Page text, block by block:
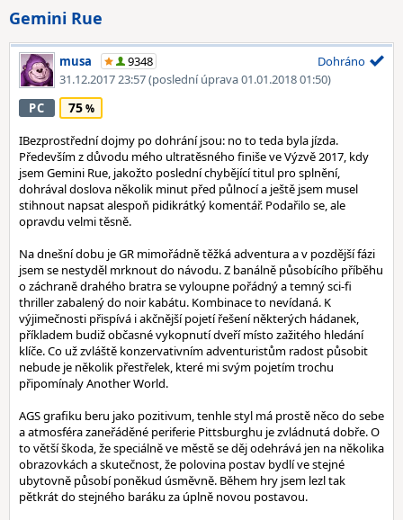
Gemini Rue
musa
9348
31.12.2017 23:57(poslední úprava 01.01.2018 01:50)
Dohráno
PC 75
IBezprostřední dojmy po dohrání jsou: no to teda byla jízda.
Především z důvodu mého ultratěsného finiše ve Výzvě 2017, kdy
jsem Gemini Rue, jakožto poslední chybějící titul pro splnění,
dohrával doslova několik minut před půlnocí a ještě jsem musel
stihnout napsat alespoň pidikrátký komentář. Podařilo se, ale
opravdu velmi těsně.
Na dnešní dobu je GR mimořádně těžká adventura a v pozdější fázi
jsem se nestyděl mrknout do návodu. Z banálně působícího příběhu
o záchraně drahého bratra se vyloupne pořádný a temný sci-fi
thriller zabalený do noir kabátu. Kombinace to nevídaná. K
výjimečnosti přispívá i akčnější pojetí řešení některých hádanek,
příkladem budiž občasné vykopnutí dveří místo zažitého hledání
klíče. Co už zvláště konzervativním adventuristům radost působit
nebude je několik přestřelek, které mi svým pojetím trochu
připomínaly Another World.
AGS grafiku beru jako pozitivum, tenhle styl má prostě něco do sebe
a atmosféra zaneřáděné periferie Pittsburghu je zvládnutá dobře. O
to větší škoda, že speciálně ve městě se děj odehrává jen na několika
obrazovkách a skutečnost, že polovina postav bydlí ve stejné
ubytovně působí poněkud úsměvně. Během hry jsem lezl tak
pětkrát do stejného baráku za úplně novou postavou.